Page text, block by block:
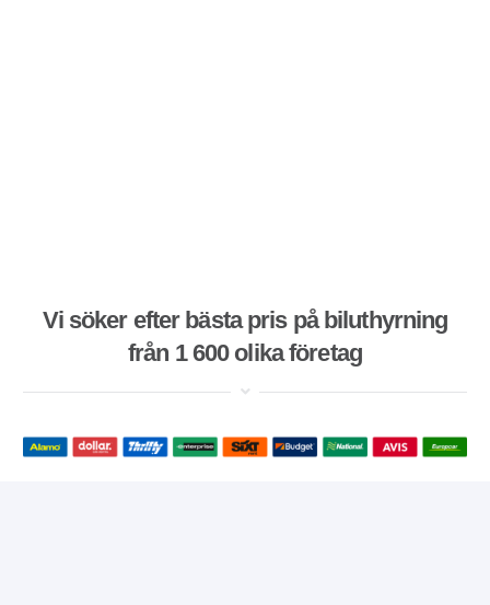
Vi söker efter bästa pris på biluthyrning
från 1 600 olika företag